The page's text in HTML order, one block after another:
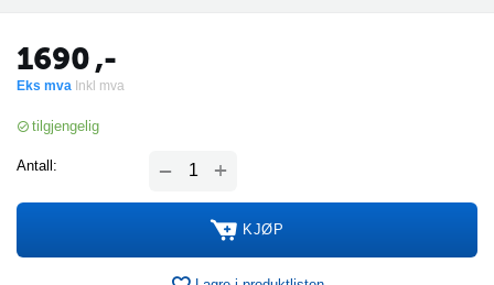
1690,-
Eks mva Inkl mva
tilgjengelig
Antall: +
−
KJØP